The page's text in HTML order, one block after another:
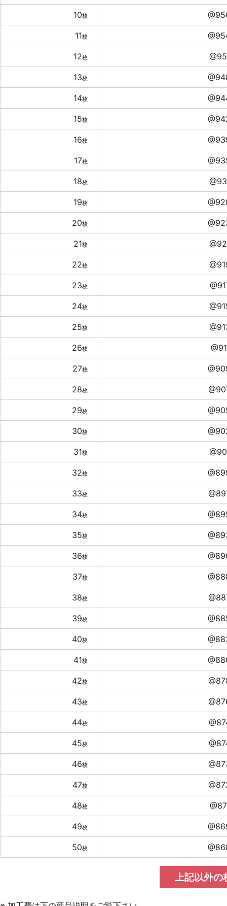
10枚
11枚
12枚
13枚
14枚
15枚
16枚
17枚
18枚
19枚
20枚
21枚
22枚
23枚
24枚
25枚
26枚
27枚
28枚
29枚
30枚
31枚
32枚
33枚
34枚
35枚
36枚
37枚
38枚
39枚
40枚
41枚
42枚
43枚
44枚
45枚
46枚
47枚
48枚
49枚
50枚
上記以外の